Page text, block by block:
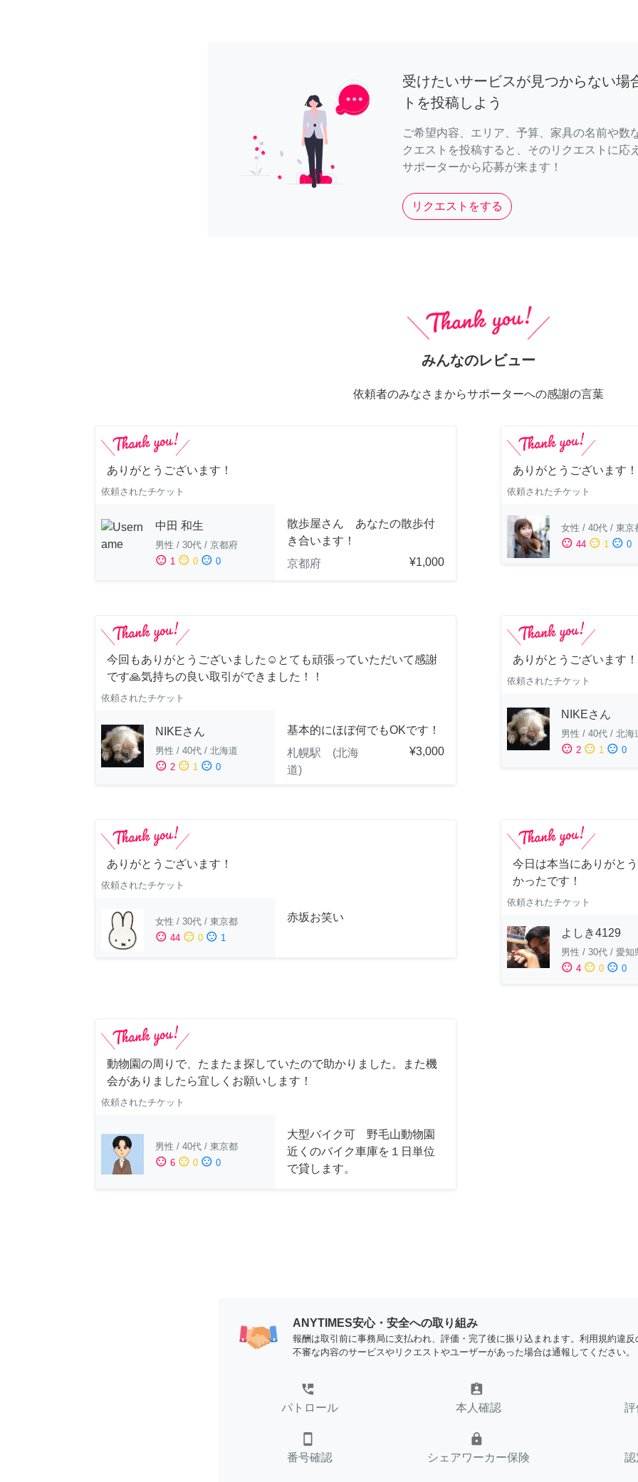
受けたいサービスが見つからない場
トを投稿しよう
ご希望内容、エリア、予算、家具の名前や数
クエストを投稿すると、そのリクエストに応
サポーターから応募が来ます！
リクエストをする
みんなのレビュー
依頼者のみなさまからサポーターへの感謝の言葉
ありがとうございます！
依頼されたチケット
中田 和生
男性 / 30代 / 京都府
sentiment_satisfied 1 sentiment_neutral 0 sentiment_dissatisfied 0
散歩屋さん あなたの散歩付
き合います！
京都府
¥1,000
ありがとうございます！
依頼されたチケット
女性 / 40代 / 東京
sentiment_satisfied 44 sentiment_neutral 1 sentiment_dissatisfied 0
今回もありがとうございました☺️とても頑張っていただいて感謝
です🙏気持ちの良い取引ができました！！
依頼されたチケット
NIKEさん
男性 / 40代 / 北海道
sentiment_satisfied 2 sentiment_neutral 1 sentiment_dissatisfied 0
基本的にほぼ何でもOKです！
札幌駅 (北海
道)
¥3,000
ありがとうございます！
依頼されたチケット
NIKEさん
男性 / 40代 / 北海
sentiment_satisfied 2 sentiment_neutral 1 sentiment_dissatisfied 0
ありがとうございます！
依頼されたチケット
女性 / 30代 / 東京都
sentiment_satisfied 44 sentiment_neutral 0 sentiment_dissatisfied 1
赤坂お笑い
今日は本当にありがと
かったです！
依頼されたチケット
よしき4129
男性 / 30代 / 愛知
sentiment_satisfied 4 sentiment_neutral 0 sentiment_dissatisfied 0
動物園の周りで、たまたま探していたので助かりました。また機
会がありましたら宜しくお願いします！
依頼されたチケット
男性 / 40代 / 東京都
sentiment_satisfied 6 sentiment_neutral 0 sentiment_dissatisfied 0
大型バイク可 野毛山動物園
近くのバイク車庫を１日単位
で貸します。
ANYTIMES安心・安全への取り組み
報酬は取引前に事務局に支払われ、評価・完了後に振り込まれます。利用規約違
不審な内容のサービスやリクエストやユーザーがあった場合は通報してください。
perm_phone_msg
パトロール
assignment_ind
本人確認
smartphone
番号確認
lock
シェアワーカー保険